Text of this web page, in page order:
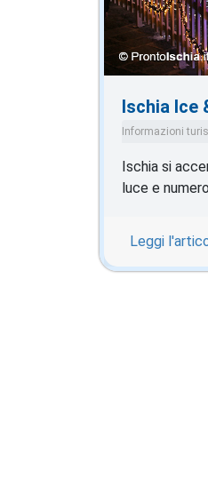
Ischia Ice
Informazioni
Ischia si
luce e
Leggi